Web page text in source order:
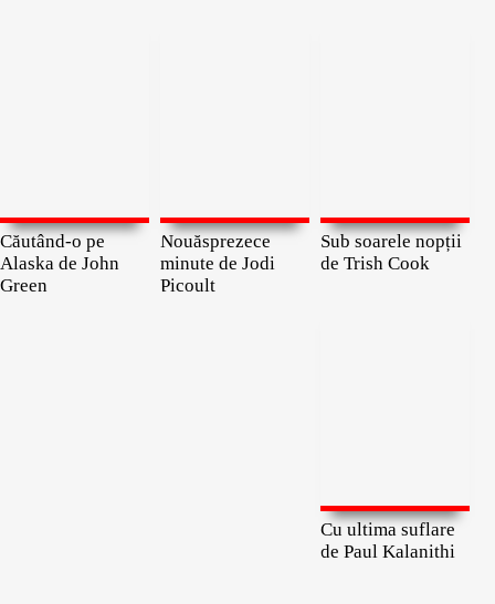
Căutând-o pe
Alaska de John
Green
Nouăsprezece
minute de Jodi
Picoult
Sub soarele nopții
de Trish Cook
Cu ultima suflare
de Paul Kalanithi